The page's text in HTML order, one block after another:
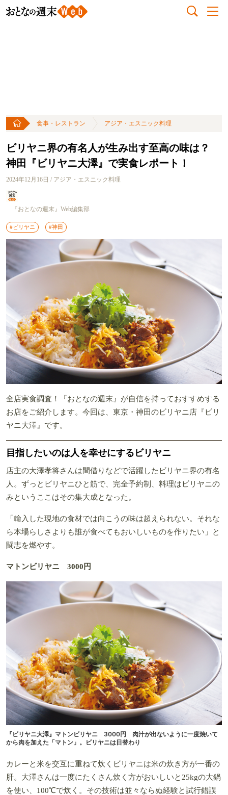
食事・レストラン アジア・エスニック料理
ビリヤニ界の有名人が生み出す至高の味は？
神田『ビリヤニ大澤』で実食レポート！
2024年12月16日 / アジア・エスニック料理
『おとなの週末』Web編集部
#ビリヤニ #神田
全店実食調査！『おとなの週末』が自信を持っておすすめする
お店をご紹介します。今回は、東京・神田のビリヤニ店『ビリ
ヤニ大澤』です。
目指したいのは人を幸せにするビリヤニ
店主の大澤孝将さんは間借りなどで活躍したビリヤニ界の有名
人。ずっとビリヤニひと筋で、完全予約制、料理はビリヤニの
みというここはその集大成となった。
「輸入した現地の食材では向こうの味は超えられない。それな
ら本場らしさよりも誰が食べてもおいしいものを作りたい」と
闘志を燃やす。
マトンビリヤニ 3000円
『ビリヤニ大澤』マトンビリヤニ 3000円 肉汁が出ないように一度焼いて
から肉を加えた「マトン」。ビリヤニは日替わり
カレーと米を交互に重ねて炊くビリヤニは米の炊き方が一番の
肝。大澤さんは一度にたくさん炊く方がおいしいと25kgの大鍋
を使い、100℃で炊く。その技術は並々ならぬ経験と試行錯誤